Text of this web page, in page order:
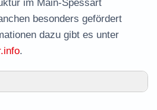
im Main-Spessart
besonders gefördert
dazu gibt es unter
.